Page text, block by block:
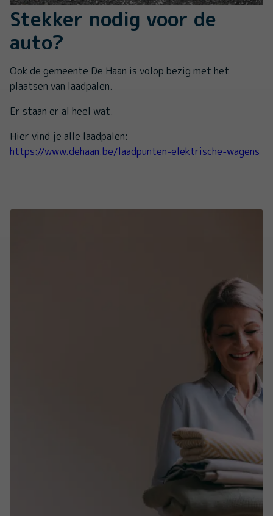
Stekker nodig voor de
auto?
Ook de gemeente De Haan is volop bezig met het
plaatsen van laadpalen.
Er staan er al heel wat.
Hier vind je alle laadpalen:
https://www.dehaan.be/laadpunten-elektrische-wagens